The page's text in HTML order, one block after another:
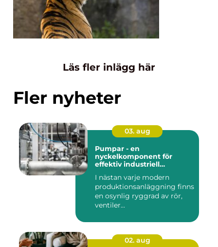
Läs fler inlägg här
Fler nyheter
03. aug
Pumpar - en
nyckelkomponent för
effektiv industriell
I nästan varje modern
produktionsanläggning finns
en osynlig ryggrad av rör,
ventiler...
02. aug